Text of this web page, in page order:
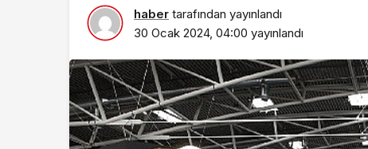
haber tarafından yayınlandı
30 Ocak 2024, 04:00 yayınlandı
Magazin
Cansever Hayatını